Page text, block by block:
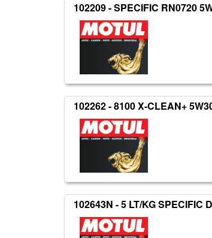
102209 - SPECIFIC RN0720
102262 - 8100 X-CLEAN+
102643N - 5 LT/KG SPECIFIC